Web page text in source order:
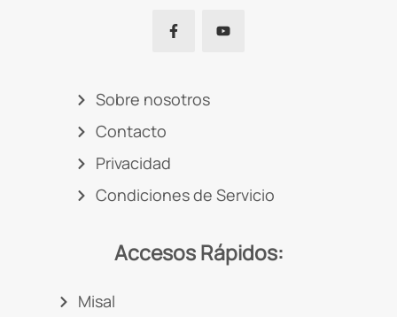
Sobre nosotros
Contacto
Privacidad
Condiciones de Servicio
Accesos Rápidos:
Misal